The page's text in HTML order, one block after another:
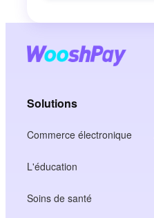
Solutions
Commerce électronique
L'éducation
Soins de santé